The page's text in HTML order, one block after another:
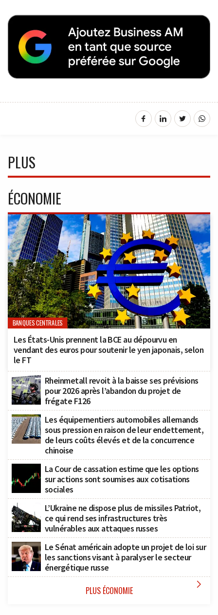
PLUS
ÉCONOMIE
BANQUES CENTRALES
Les États-Unis prennent la BCE au dépourvu en
vendant des euros pour soutenir le yen japonais, selon
le FT
Rheinmetall revoit à la baisse ses prévisions
pour 2026 après l’abandon du projet de
frégate F126
Les équipementiers automobiles allemands
sous pression en raison de leur endettement,
de leurs coûts élevés et de la concurrence
chinoise
La Cour de cassation estime que les options
sur actions sont soumises aux cotisations
sociales
L’Ukraine ne dispose plus de missiles Patriot,
ce qui rend ses infrastructures très
vulnérables aux attaques russes
Le Sénat américain adopte un projet de loi sur
les sanctions visant à paralyser le secteur
énergétique russe
PLUS ÉCONOMIE 